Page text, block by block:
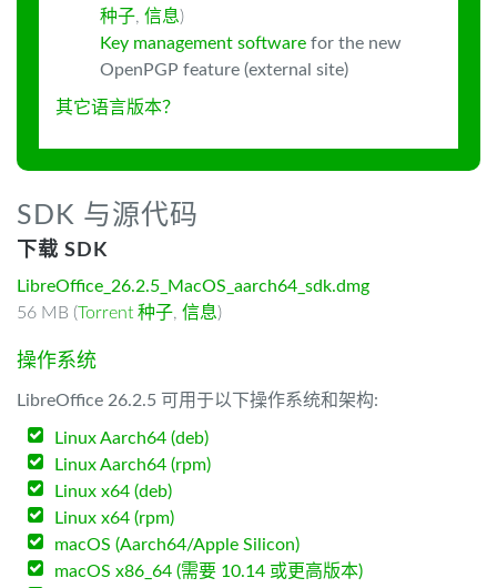
种子, 信息)
Key management software for the new
OpenPGP feature (external site)
其它语言版本？
SDK 与源代码
下载 SDK
LibreOffice_26.2.5_MacOS_aarch64_sdk.dmg
56 MB (Torrent 种子, 信息)
操作系统
LibreOffice 26.2.5 可用于以下操作系统和架构:
Linux Aarch64 (deb)
Linux Aarch64 (rpm)
Linux x64 (deb)
Linux x64 (rpm)
macOS (Aarch64/Apple Silicon)
macOS x86_64 (需要 10.14 或更高版本)